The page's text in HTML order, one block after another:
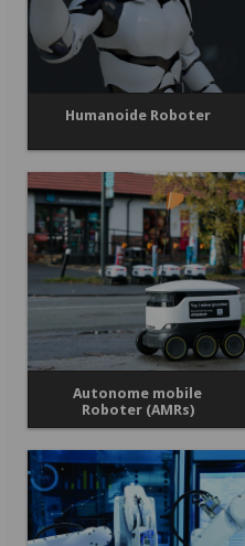
Humanoide Roboter
Autonome mobile
Roboter (AMRs)